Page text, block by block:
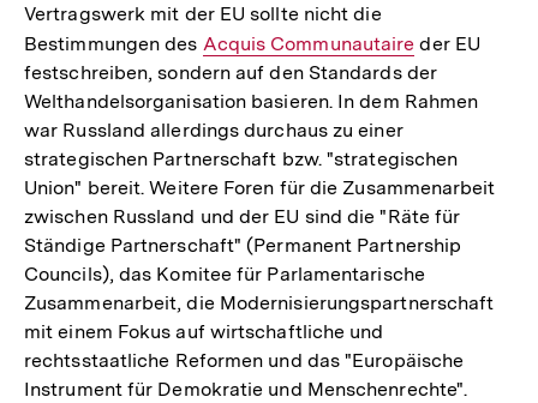
Vertragswerk mit der EU sollte nicht die
Bestimmungen des Interner
Link:
Acquis Communautaire der EU
festschreiben, sondern auf den Standards der
Welthandelsorganisation basieren. In dem Rahmen
war Russland allerdings durchaus zu einer
strategischen Partnerschaft bzw. "strategischen
Union" bereit. Weitere Foren für die Zusammenarbeit
zwischen Russland und der EU sind die "Räte für
Ständige Partnerschaft" (Permanent Partnership
Councils), das Komitee für Parlamentarische
Zusammenarbeit, die Modernisierungspartnerschaft
mit einem Fokus auf wirtschaftliche und
rechtsstaatliche Reformen und das "Europäische
Instrument für Demokratie und Menschenrechte".